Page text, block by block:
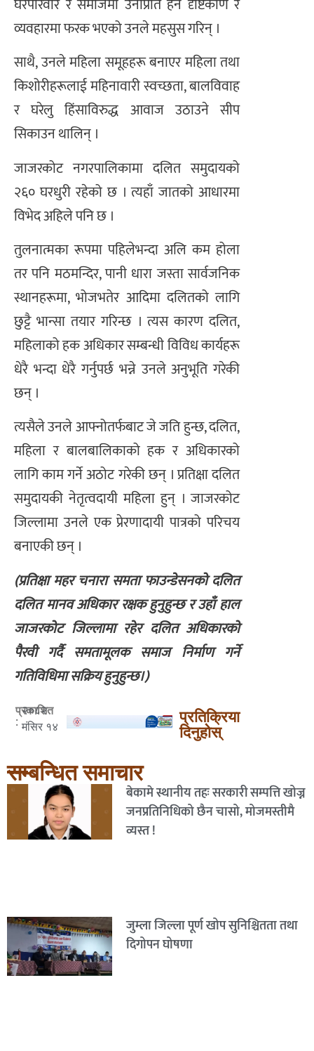
व्यवहारमा फरक भएको उनले महसुस गरिन् ।
साथै, उनले महिला समूहहरू बनाएर महिला तथा
किशोरीहरूलाई महिनावारी स्वच्छता, बालविवाह
र घरेलु हिंसाविरुद्ध आवाज उठाउने सीप
सिकाउन थालिन् ।
जाजरकोट नगरपालिकामा दलित समुदायको
२६० घरधुरी रहेको छ । त्यहाँ जातको आधारमा
विभेद अहिले पनि छ ।
तुलनात्मका रूपमा पहिलेभन्दा अलि कम होला
तर पनि मठमन्दिर, पानी धारा जस्ता सार्वजनिक
स्थानहरूमा, भोजभतेर आदिमा दलितको लागि
छुट्टै भान्सा तयार गरिन्छ । त्यस कारण दलित,
महिलाको हक अधिकार सम्बन्धी विविध कार्यहरू
धेरै भन्दा धेरै गर्नुपर्छ भन्ने उनले अनुभूति गरेकी
छन् ।
त्यसैले उनले आफ्नोतर्फबाट जे जति हुन्छ, दलित,
महिला र बालबालिकाको हक र अधिकारको
लागि काम गर्ने अठोट गरेकी छन् । प्रतिक्षा दलित
समुदायकी नेतृत्वदायी महिला हुन् । जाजरकोट
जिल्लामा उनले एक प्रेरणादायी पात्रको परिचय
बनाएकी छन् ।
(प्रतिक्षा महर चनारा समता फाउन्डेसनको दलित
दलित मानव अधिकार रक्षक हुनुहुन्छ र उहाँ हाल
जाजरकोट जिल्लामा रहेर दलित अधिकारको
पैरवी गर्दै समतामूलक समाज निर्माण गर्ने
गतिविधिमा सक्रिय हुनुहुन्छ।)
प्रकाशित
:
२०८२
मंसिर १४
प्रतिक्रिया
दिनुहोस्
सम्बन्धित समाचार
बेकामे स्थानीय तहः सरकारी सम्पत्ति खोज्न
जनप्रतिनिधिको छैन चासो, मोजमस्तीमै
व्यस्त !
जुम्ला जिल्ला पूर्ण खोप सुनिश्चितता तथा
दिगोपन घोषणा